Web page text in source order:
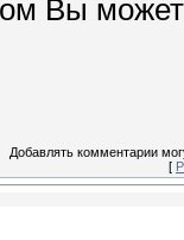
Вы
Добавлять комментарии
[